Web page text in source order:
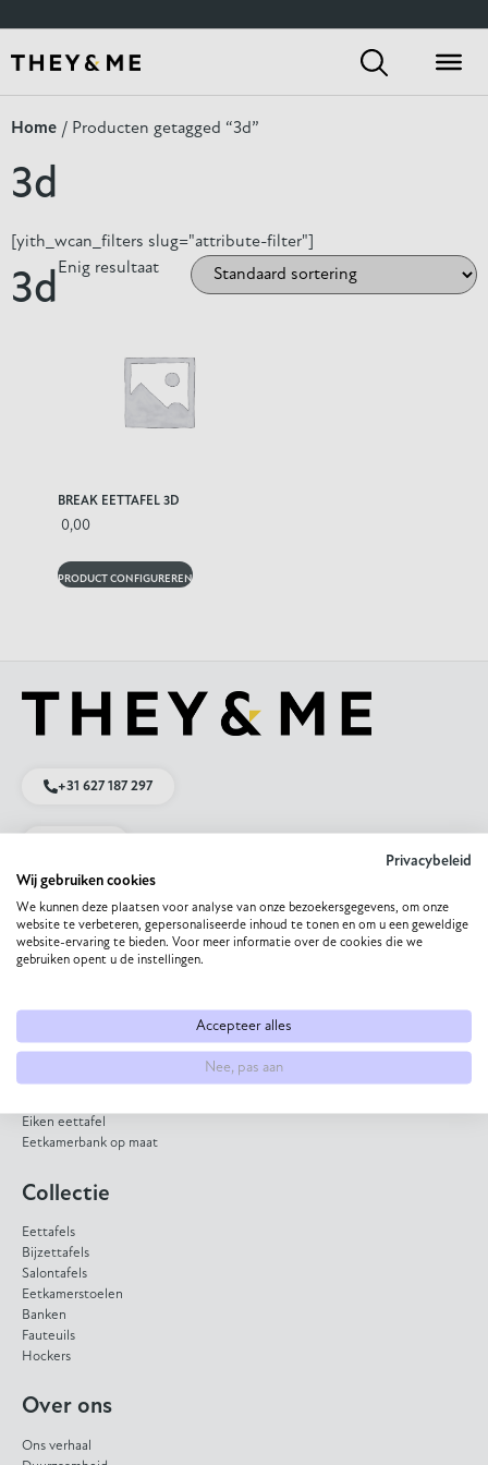
Home / Producten getagged “3d”
3d
[yith_wcan_filters slug="attribute-filter"]
3d Enig resultaat
BREAK EETTAFEL 3D
0,00
PRODUCT CONFIGUREREN
+31 627 187 297
App met ons
Eetkamerstoel samenstellen
HPL eettafel
Eiken eettafel
Eetkamerbank op maat
Collectie
Eettafels
Bijzettafels
Salontafels
Eetkamerstoelen
Banken
Fauteuils
Hockers
Over ons
Ons verhaal
Privacybeleid
Wij gebruiken cookies
We kunnen deze plaatsen voor analyse van onze bezoekersgegevens, om onze
website te verbeteren, gepersonaliseerde inhoud te tonen en om u een geweldige
website-ervaring te bieden. Voor meer informatie over de cookies die we
gebruiken opent u de instellingen.
Accepteer alles
Nee, pas aan